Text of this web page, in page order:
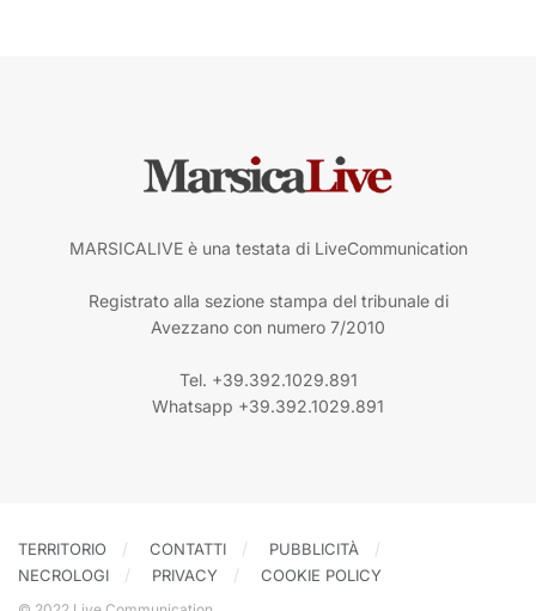
MARSICALIVE è una testata di LiveCommunication
Registrato alla sezione stampa del tribunale di
Avezzano con numero 7/2010
Tel. +39.392.1029.891
Whatsapp +39.392.1029.891
TERRITORIO CONTATTI
PUBBLICITÀ
NECROLOGI
PRIVACY COOKIE POLICY